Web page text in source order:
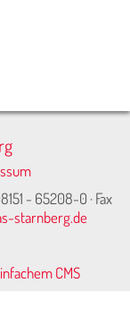
- 65208-0 · Fax
starnberg.de
CMS